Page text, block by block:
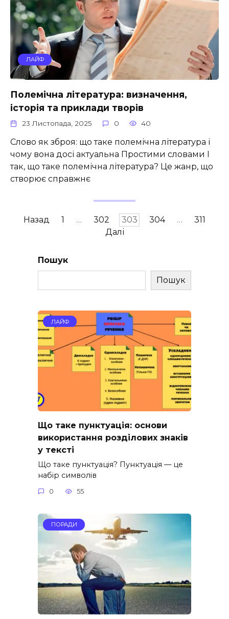
ЛАЙФ
Полемічна література: визначення,
історія та приклади творів
23 Листопада, 2025 0 40
Слово як зброя: що таке полемічна література і
чому вона досі актуальна Простими словами І
так, що таке полемічна література? Це жанр, що
створює справжнє
Пагінація
Назад 1 … 302 303 304 …
311
Далі
Пошук
Пошук
ЛАЙФ
Що таке пунктуація: основи
використання розділових знаків
у тексті
Що таке пунктуація? Пунктуація — це
набір символів
0 55
ПОРАДИ